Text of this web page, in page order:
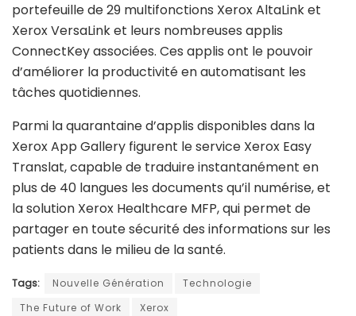
portefeuille de 29 multifonctions Xerox AltaLink et
Xerox VersaLink et leurs nombreuses applis
ConnectKey associées. Ces applis ont le pouvoir
d’améliorer la productivité en automatisant les
tâches quotidiennes.
Parmi la quarantaine d’applis disponibles dans la
Xerox App Gallery figurent le service Xerox Easy
Translat, capable de traduire instantanément en
plus de 40 langues les documents qu’il numérise, et
la solution Xerox Healthcare MFP, qui permet de
partager en toute sécurité des informations sur les
patients dans le milieu de la santé.
Tags: Nouvelle Génération
Technologie
The Future of Work
Xerox